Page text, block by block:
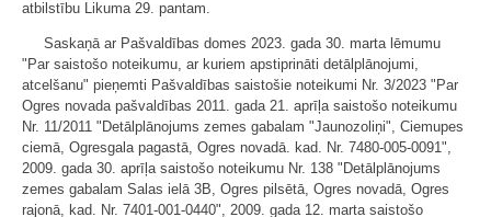
atbilstību Likuma 29. pantam.
Saskaņā ar Pašvaldības domes 2023. gada 30. marta lēmumu
"Par saistošo noteikumu, ar kuriem apstiprināti detālplānojumi,
atcelšanu" pieņemti Pašvaldības saistošie noteikumi Nr. 3/2023 "Par
Ogres novada pašvaldības 2011. gada 21. aprīļa saistošo noteikumu
Nr. 11/2011 "Detālplānojums zemes gabalam "Jaunozoliņi", Ciemupes
ciemā, Ogresgala pagastā, Ogres novadā. kad. Nr. 7480-005-0091",
2009. gada 30. aprīļa saistošo noteikumu Nr. 138 "Detālplānojums
zemes gabalam Salas ielā 3B, Ogres pilsētā, Ogres novadā, Ogres
rajonā, kad. Nr. 7401-001-0440", 2009. gada 12. marta saistošo